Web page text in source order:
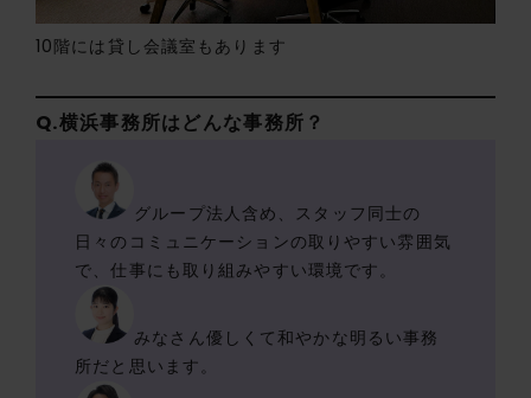
10階には貸し会議室もあります
Q.横浜事務所はどんな事務所？
グループ法人含め、スタッフ同士の
日々のコミュニケーションの取りやすい雰囲気
で、仕事にも取り組みやすい環境です。
みなさん優しくて和やかな明るい事務
所だと思います。